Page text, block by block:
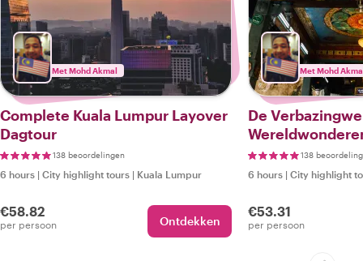
Met Mohd Akmal
Complete Kuala Lumpur Layover
Dagtour
138 beoordelingen
6 hours | City highlight tours | Kuala Lumpur
€58.82
per persoon Ontdekken
Met Mohd
De
138
6 hours | City highlight
€53.31
per persoon